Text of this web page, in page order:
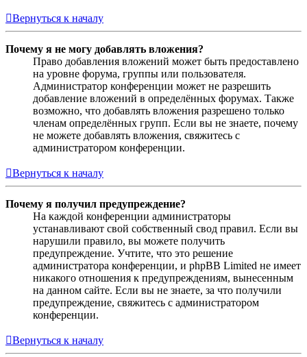
Вернуться к началу
Почему я не могу добавлять вложения?
Право добавления вложений может быть предоставлено
на уровне форума, группы или пользователя.
Администратор конференции может не разрешить
добавление вложений в определённых форумах. Также
возможно, что добавлять вложения разрешено только
членам определённых групп. Если вы не знаете, почему
не можете добавлять вложения, свяжитесь с
администратором конференции.
Вернуться к началу
Почему я получил предупреждение?
На каждой конференции администраторы
устанавливают свой собственный свод правил. Если вы
нарушили правило, вы можете получить
предупреждение. Учтите, что это решение
администратора конференции, и phpBB Limited не имеет
никакого отношения к предупреждениям, вынесенным
на данном сайте. Если вы не знаете, за что получили
предупреждение, свяжитесь с администратором
конференции.
Вернуться к началу